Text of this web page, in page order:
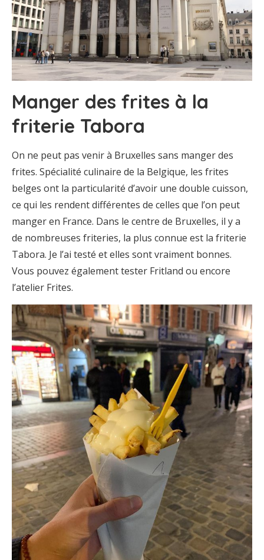
Manger des frites à la
friterie Tabora
On ne peut pas venir à Bruxelles sans manger des
frites. Spécialité culinaire de la Belgique, les frites
belges ont la particularité d’avoir une double cuisson,
ce qui les rendent différentes de celles que l’on peut
manger en France. Dans le centre de Bruxelles, il y a
de nombreuses friteries, la plus connue est la friterie
Tabora. Je l’ai testé et elles sont vraiment bonnes.
Vous pouvez également tester Fritland ou encore
l’atelier Frites.